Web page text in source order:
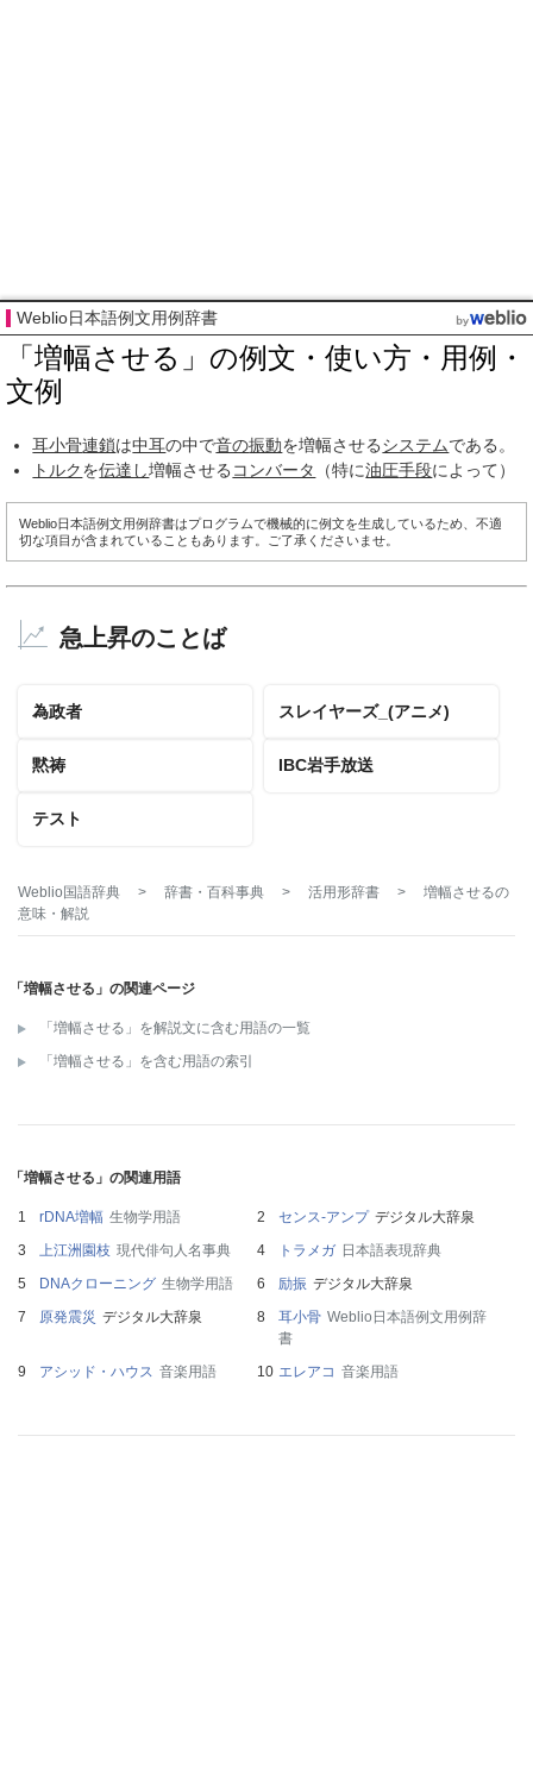
Weblio日本語例文用例辞書
「増幅させる」の例文・使い方・用例・
文例
耳小骨連鎖は中耳の中で音の振動を増幅させるシステムである。
トルクを伝達し増幅させる コンバータ （特に油圧手段によって）
Weblio日本語例文用例辞書はプログラムで機械的に例文を生成しているため、不適
切な項目が含まれていることもあります。ご了承くださいませ。
急上昇のことば
為政者 スレイヤーズ_(アニメ)
黙祷 IBC岩手放送
テスト
Weblio国語辞典 > 辞書・百科事典 > 活用形辞書 > 増幅させるの
意味・解説
「増幅させる」の関連ページ
「増幅させる」を解説文に含む用語の一覧
「増幅させる」を含む用語の索引
「増幅させる」の関連用語
rDNA増幅 生物学用語 センス‐アンプ デジタル大辞泉
上江洲園枝 現代俳句人名事典 トラメガ 日本語表現辞典
DNAクローニング 生物学用語 励振 デジタル大辞泉
原発震災 デジタル大辞泉 耳小骨 Weblio日本語例文用例辞
書
アシッド・ハウス 音楽用語 エレアコ 音楽用語